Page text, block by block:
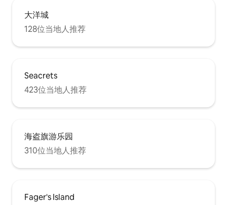
大洋城
128位当地人推荐
Seacrets
423位当地人推荐
海盗旗游乐园
310位当地人推荐
Fager's Island